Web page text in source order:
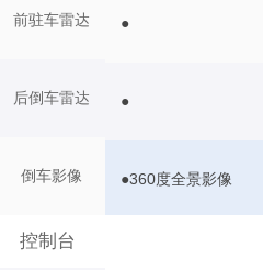
前驻车雷达
后倒车雷达
倒车影像
控制台
●
●
●360度全景影像